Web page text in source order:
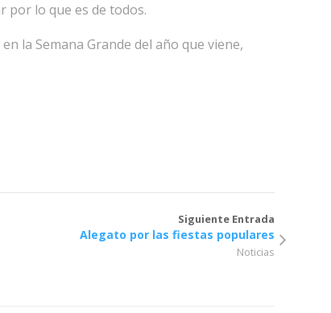
por lo que es de todos.
la Semana Grande del año que viene,
Siguiente Entrada
Alegato por las fiestas populares
Noticias